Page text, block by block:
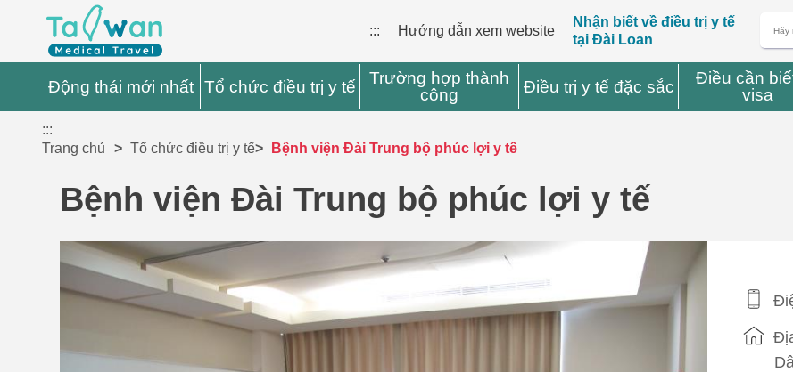
::: Hướng dẫn xem website
Nhận biết về điều trị y tế
tại Đài Loan
Động thái mới nhất Tổ chức điều trị y tế
Trường hợp thành
công
Điều trị y tế đặc sắc
Điều cần
visa
:::
Trang chủ
Tổ chức điều trị y tế Bệnh viện Đài Trung bộ phúc lợi y tế
Bệnh viện Đài Trung bộ phúc lợi y tế